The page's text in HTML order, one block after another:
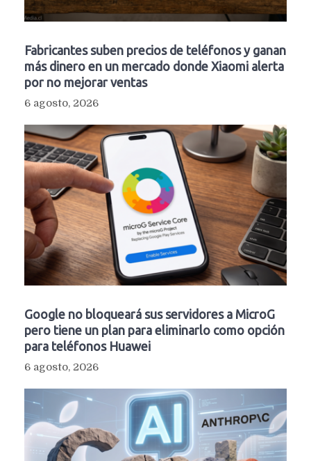
Fabricantes suben precios de teléfonos y ganan
más dinero en un mercado donde Xiaomi alerta
por no mejorar ventas
6 agosto, 2026
Google no bloqueará sus servidores a MicroG
pero tiene un plan para eliminarlo como opción
para teléfonos Huawei
6 agosto, 2026